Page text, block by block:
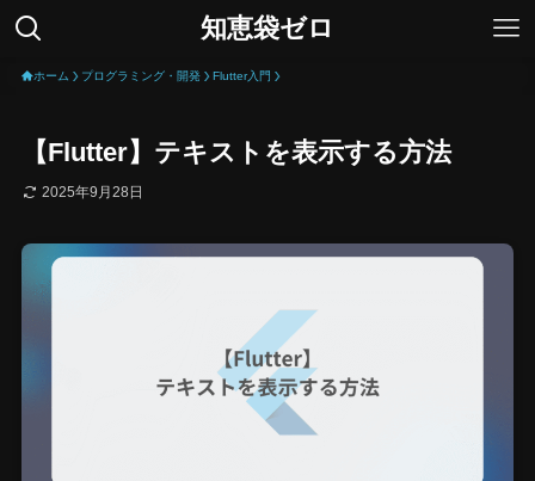
知恵袋ゼロ
ホーム プログラミング・開発 Flutter入門
【Flutter】テキストを表示する方法
2025年9月28日